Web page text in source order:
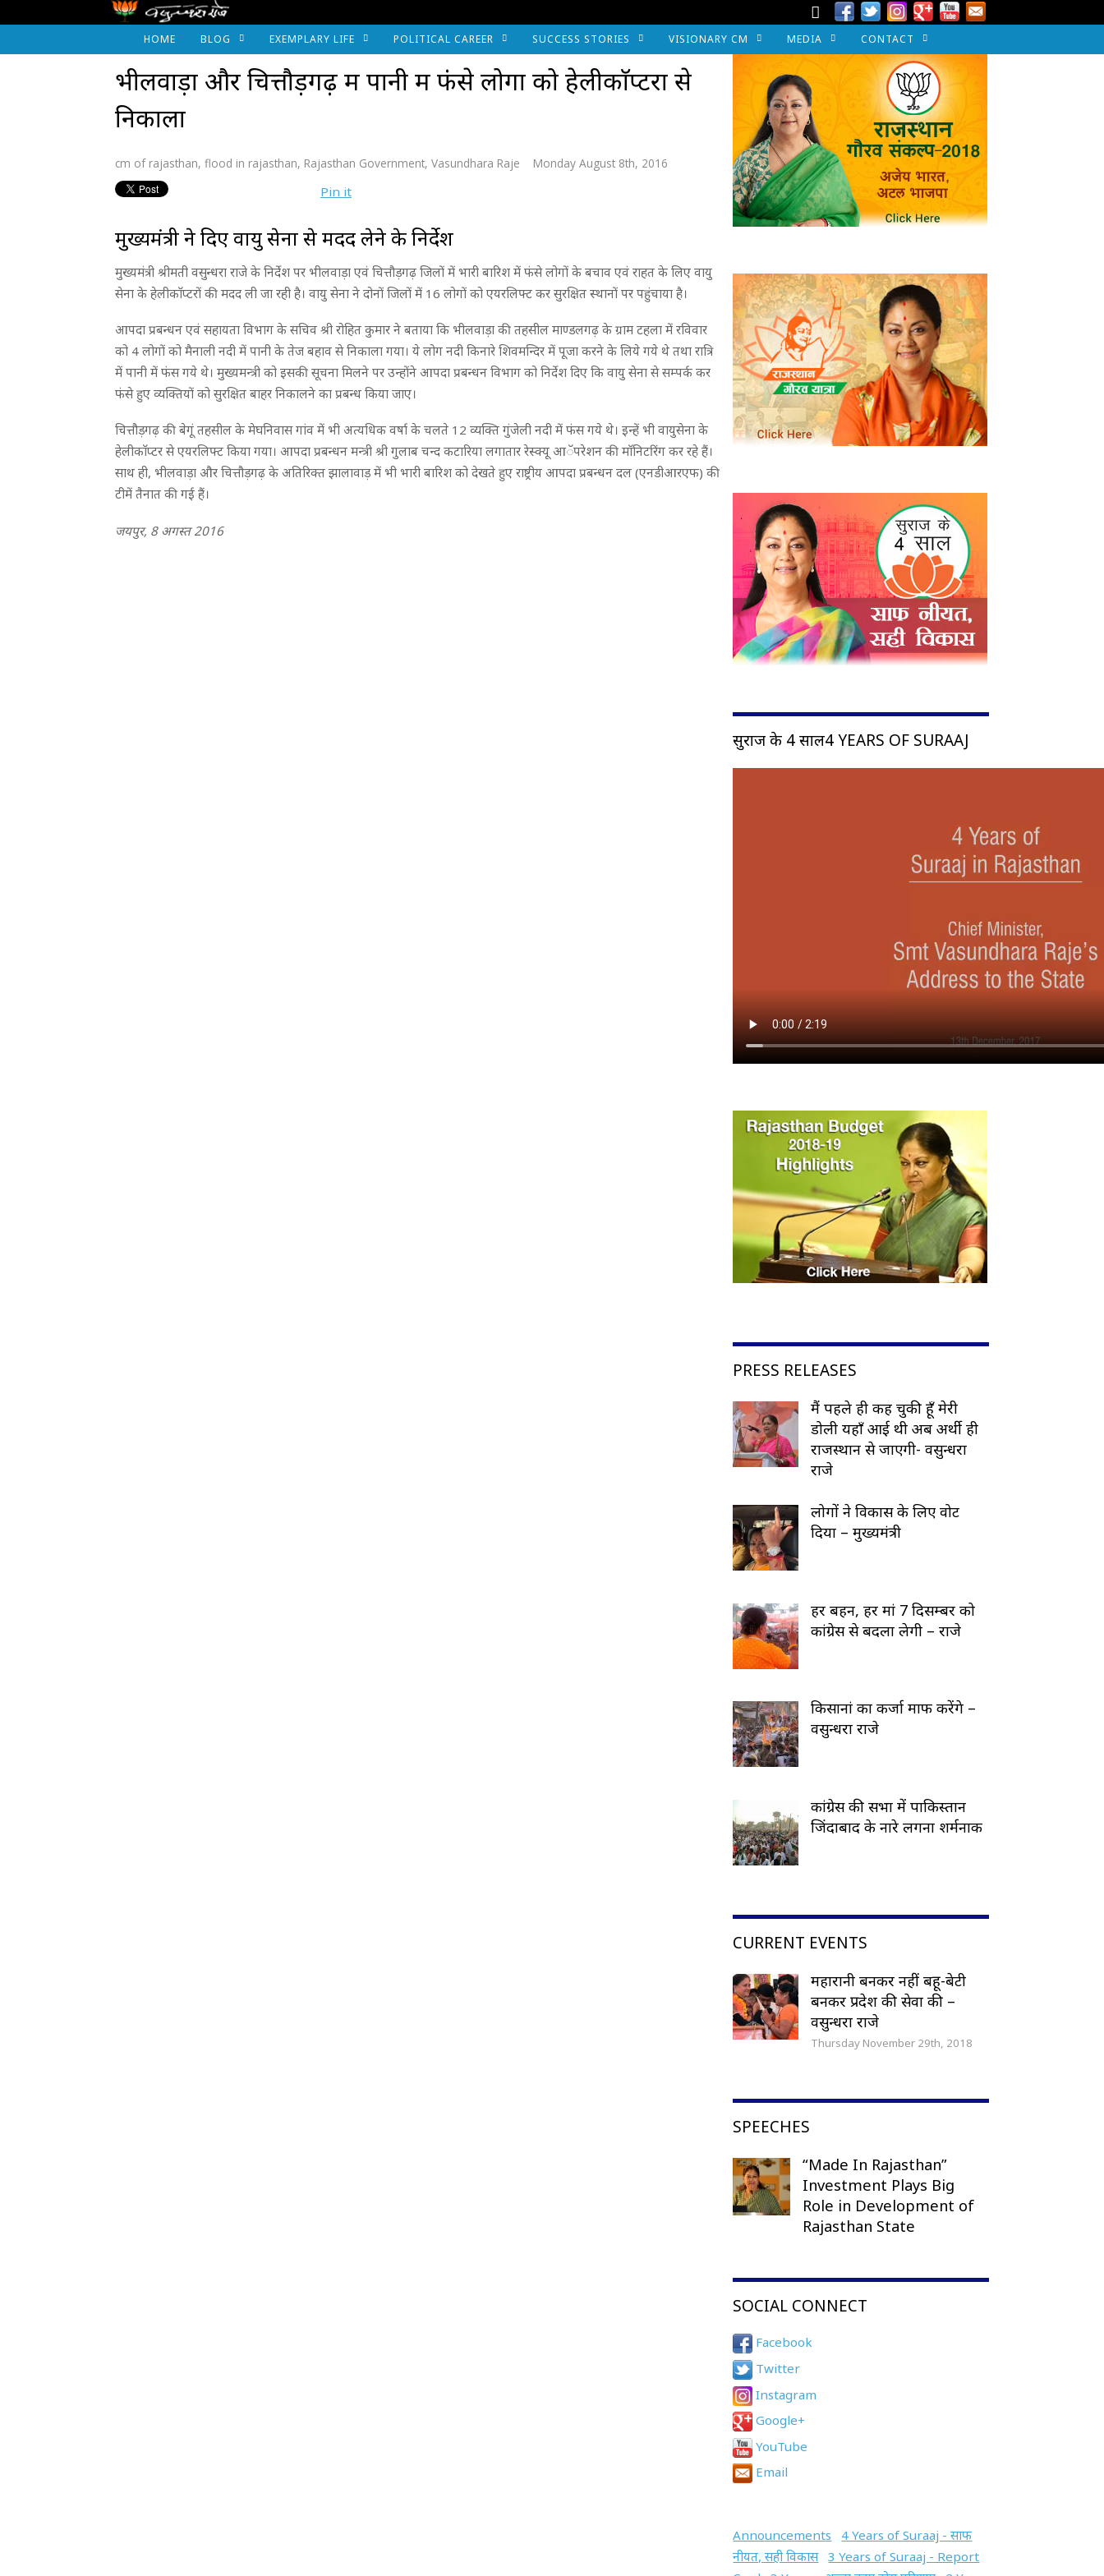
HOME BLOG EXEMPLARY LIFE POLITICAL CAREER SUCCESS STORIES VISIONARY CM MEDIA CONTACT
भीलवाड़ा और चित्तौड़गढ़ में पानी में फंसे लोगों को हेलीकाॅप्टरों से
निकाला
cm of rajasthan, flood in rajasthan, Rajasthan Government, Vasundhara Raje Monday August 8th, 2016
Pin it
मुख्यमंत्री ने दिए वायु सेना से मदद लेने के निर्देश
मुख्यमंत्री श्रीमती वसुन्धरा राजे के निर्देश पर भीलवाड़ा एवं चित्तौड़गढ़ जिलों में भारी बारिश में फंसे लोगों के बचाव एवं राहत के लिए वायु
सेना के हेलीकाॅप्टरों की मदद ली जा रही है। वायु सेना ने दोनों जिलों में 16 लोगों को एयरलिफ्ट कर सुरक्षित स्थानों पर पहुंचाया है।
आपदा प्रबन्धन एवं सहायता विभाग के सचिव श्री रोहित कुमार ने बताया कि भीलवाड़ा की तहसील माण्डलगढ़ के ग्राम टहला में रविवार
को 4 लोगों को मैनाली नदी में पानी के तेज बहाव से निकाला गया। ये लोग नदी किनारे शिवमन्दिर में पूजा करने के लिये गये थे तथा रात्रि
में पानी में फंस गये थे। मुख्यमन्त्री को इसकी सूचना मिलने पर उन्होंने आपदा प्रबन्धन विभाग को निर्देश दिए कि वायु सेना से सम्पर्क कर
फंसे हुए व्यक्तियों को सुरक्षित बाहर निकालने का प्रबन्ध किया जाए।
चित्तौड़गढ़ की बेगूं तहसील के मेघनिवास गांव में भी अत्यधिक वर्षा के चलते 12 व्यक्ति गुंजेली नदी में फंस गये थे। इन्हें भी वायुसेना के
हेलीकाॅप्टर से एयरलिफ्ट किया गया। आपदा प्रबन्धन मन्त्री श्री गुलाब चन्द कटारिया लगातार रेस्क्यू आॅपरेशन की माॅनिटरिंग कर रहे हैं।
साथ ही, भीलवाड़ा और चित्तौड़गढ़ के अतिरिक्त झालावाड़ में भी भारी बारिश को देखते हुए राष्ट्रीय आपदा प्रबन्धन दल (एनडीआरएफ) की
टीमें तैनात की गई हैं।
जयपुर, 8 अगस्त 2016
सुराज के 4 साल4 YEARS OF SURAAJ
PRESS RELEASES
मैं पहले ही कह चुकी हूँ मेरी
डोली यहाँ आई थी अब अर्थी ही
राजस्थान से जाएगी- वसुन्धरा
राजे
लोगों ने विकास के लिए वोट
दिया – मुख्यमंत्री
हर बहन, हर मां 7 दिसम्बर को
कांग्रेस से बदला लेगी – राजे
किसानां का कर्जा माफ करेंगे –
वसुन्धरा राजे
कांग्रेस की सभा में पाकिस्तान
जिंदाबाद के नारे लगना शर्मनाक
CURRENT EVENTS
महारानी बनकर नहीं बहू-बेटी
बनकर प्रदेश की सेवा की –
वसुन्धरा राजे
Thursday November 29th, 2018
SPEECHES
“Made In Rajasthan”
Investment Plays Big
Role in Development of
Rajasthan State
SOCIAL CONNECT
Facebook
Twitter
Instagram
Google+
YouTube
Email
Announcements
4 Years of Suraaj - साफ
नीयत, सही विकास 3 Years of Suraaj - Report